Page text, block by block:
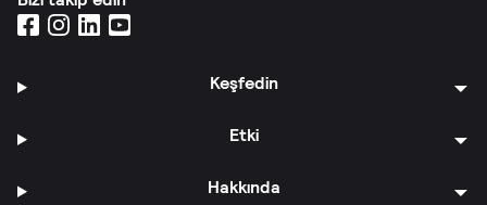
Keşfedin
Etki
Hakkında